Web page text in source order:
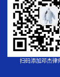
扫码添加邓杰律